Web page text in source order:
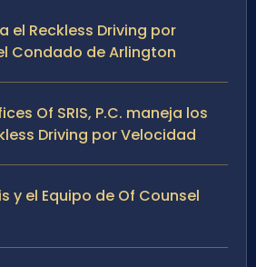
el Reckless Driving por
Condado de Arlington
Of SRIS, P.C. maneja los
Driving por Velocidad
y el Equipo de Of Counsel